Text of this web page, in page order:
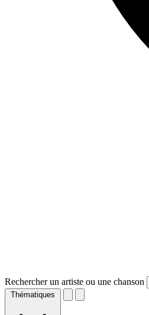
Rechercher un artiste ou une chanson
Thématiques